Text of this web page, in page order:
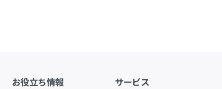
お役立ち情報 サービス